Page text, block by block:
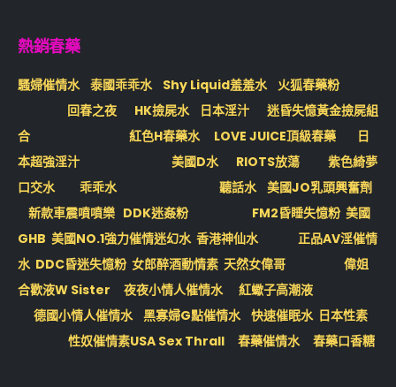
熱銷春藥
騷婦催情水 泰國乖乖水 Shy Liquid羞羞水 火狐春藥粉
回春之夜
HK撿屍水 日本淫汁
迷昏失憶黃金撿屍組
合
紅色H春藥水 LOVE JUICE頂級春藥
日
本超強淫汁
美國D水 RIOTS放蕩
紫色綺夢
口交水
乖乖水 聽話水 美國JO乳頭興奮劑
新款車震噴噴樂 DDK迷姦粉 FM2昏睡失憶粉 美國
GHB 美國NO.1強力催情迷幻水 香港神仙水
正品AV淫催情
水 DDC昏迷失憶粉 女郎醉酒動情素 天然女偉哥
偉姐
合歡液W Sister
夜夜小情人催情水
紅蠍子高潮液
德國小情人催情水 黑寡婦G點催情水 快速催眠水 日本性素
性奴催情素USA Sex Thrall
春藥催情水 春藥口香糖